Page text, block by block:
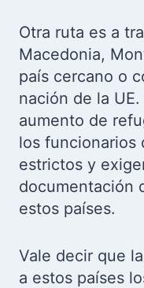
Otra ruta es a
Macedonia,
país cercano o
nación de la
aumento de
los funcionarios
estrictos y
documentación
estos países.
Vale decir que
a estos países